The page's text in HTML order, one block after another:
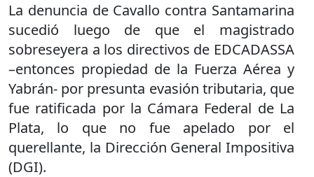
La denuncia de Cavallo contra Santamarina
sucedió luego de que el magistrado
sobreseyera a los directivos de EDCADASSA
–entonces propiedad de la Fuerza Aérea y
Yabrán- por presunta evasión tributaria, que
fue ratificada por la Cámara Federal de La
Plata, lo que no fue apelado por el
querellante, la Dirección General Impositiva
(DGI).